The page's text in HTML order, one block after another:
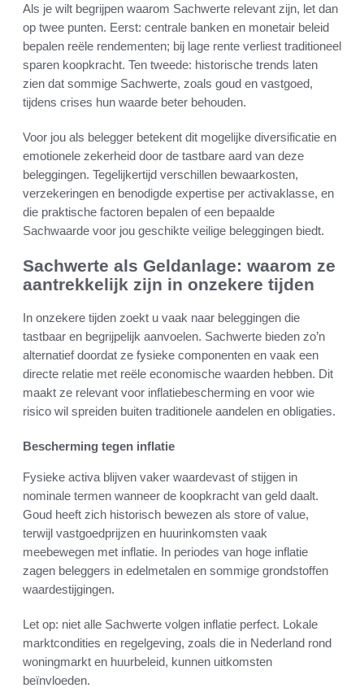
Als je wilt begrijpen waarom Sachwerte relevant zijn, let dan
op twee punten. Eerst: centrale banken en monetair beleid
bepalen reële rendementen; bij lage rente verliest traditioneel
sparen koopkracht. Ten tweede: historische trends laten
zien dat sommige Sachwerte, zoals goud en vastgoed,
tijdens crises hun waarde beter behouden.
Voor jou als belegger betekent dit mogelijke diversificatie en
emotionele zekerheid door de tastbare aard van deze
beleggingen. Tegelijkertijd verschillen bewaarkosten,
verzekeringen en benodigde expertise per activaklasse, en
die praktische factoren bepalen of een bepaalde
Sachwaarde voor jou geschikte veilige beleggingen biedt.
Sachwerte als Geldanlage: waarom ze
aantrekkelijk zijn in onzekere tijden
In onzekere tijden zoekt u vaak naar beleggingen die
tastbaar en begrijpelijk aanvoelen. Sachwerte bieden zo’n
alternatief doordat ze fysieke componenten en vaak een
directe relatie met reële economische waarden hebben. Dit
maakt ze relevant voor inflatiebescherming en voor wie
risico wil spreiden buiten traditionele aandelen en obligaties.
Bescherming tegen inflatie
Fysieke activa blijven vaker waardevast of stijgen in
nominale termen wanneer de koopkracht van geld daalt.
Goud heeft zich historisch bewezen als store of value,
terwijl vastgoedprijzen en huurinkomsten vaak
meebewegen met inflatie. In periodes van hoge inflatie
zagen beleggers in edelmetalen en sommige grondstoffen
waardestijgingen.
Let op: niet alle Sachwerte volgen inflatie perfect. Lokale
marktcondities en regelgeving, zoals die in Nederland rond
woningmarkt en huurbeleid, kunnen uitkomsten
beïnvloeden.